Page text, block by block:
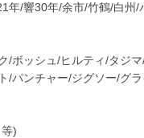
年/響30年/余市/竹鶴/白州/
/ボッシュ/ヒルティ/タジ
/パンチャー/ジグソー/グ
)